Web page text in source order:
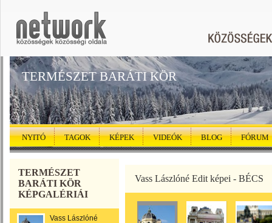
TERMÉSZET BARÁTI KÖR
NYITÓ TAGOK KÉPEK VIDEÓK BLOG FÓRUM
TERMÉSZET
BARÁTI KÖR
KÉPGALÉRIÁI
Vass Lászlóné
Vass Lászlóné Edit képei - BÉCS